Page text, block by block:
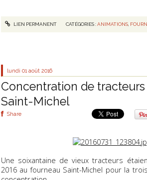
LIEN PERMANENT CATÉGORIES :ANIMATIONS,
lundi 01 août 2016
Concentration de
Saint-Michel
Share
Une soixantaine de vieux tracteurs
2016 au fourneau Saint-Michel pour la